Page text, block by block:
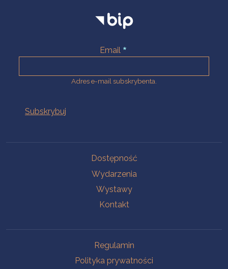
Email
Adres e-mail subskrybenta.
Dostępność
Wydarzenia
Wystawy
Kontakt
Regulamin
Polityka prywatności